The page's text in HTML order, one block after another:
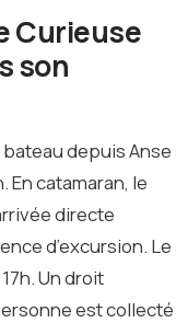
Curieuse
son
bateau depuis Anse
En catamaran, le
directe
d’excursion. Le
Un droit
est collecté